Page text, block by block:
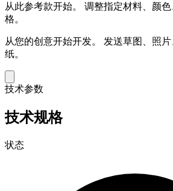
从此参考款开始。 调整指定材料、颜
格。
从您的创意开始开发。 发送草图、照
纸。
技术参数
技术规格
状态